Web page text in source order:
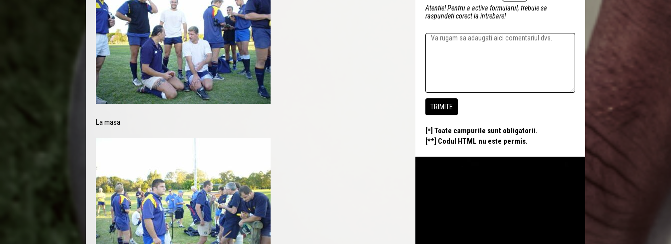
La masa
Atentie! Pentru a activa formularul, trebuie sa
raspundeti corect la intrebare!
[*] Toate campurile sunt obligatorii.
[**] Codul HTML nu este permis.